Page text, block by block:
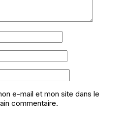
e-mail et mon site dans le
commentaire.